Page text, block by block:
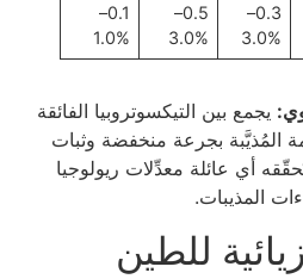
0.3–
3.0%
0.5–
3.0%
0.1–
1.0%
يجمع بين التيكسوتروبيا الفائقة
المُذيَّبة بجرعة منخفضة وثبات
أي عائلة معدِّلات ريولوجيا
المذيبات.
للطين